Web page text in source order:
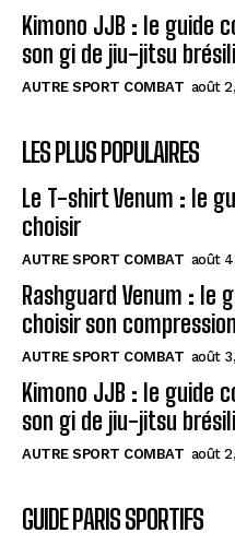
Kimono JJB : le guide
son gi de jiu-jitsu
AUTRE SPORT COMBAT août
LES PLUS POPULAIRES
Le T-shirt Venum : le
choisir
AUTRE SPORT COMBAT août
Rashguard Venum : le
choisir son
AUTRE SPORT COMBAT août
Kimono JJB : le guide
son gi de jiu-jitsu
AUTRE SPORT COMBAT août
GUIDE PARIS SPORTIFS